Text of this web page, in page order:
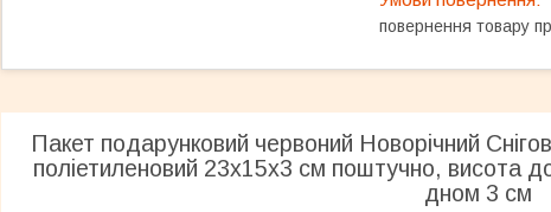
повернення товару
Пакет подарунковий червоний Новорічний
поліетиленовий 23х15х3 см поштучно, висота
дном 3 см